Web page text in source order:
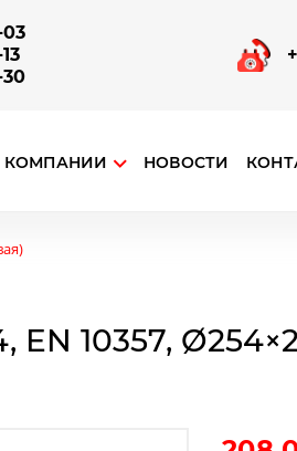
03
30
КОМПАНИИ НОВОСТИ
EN 10357,